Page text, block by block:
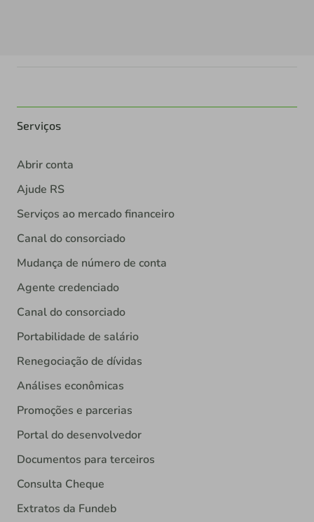
Serviços
Abrir conta
Ajude RS
Serviços ao mercado financeiro
Canal do consorciado
Mudança de número de conta
Agente credenciado
Canal do consorciado
Portabilidade de salário
Renegociação de dívidas
Análises econômicas
Promoções e parcerias
Portal do desenvolvedor
Documentos para terceiros
Consulta Cheque
Extratos da Fundeb